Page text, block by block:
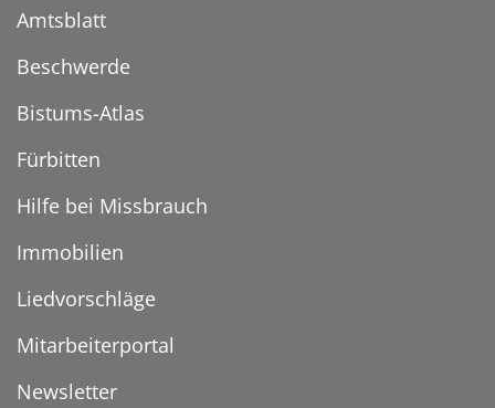
Amtsblatt
Beschwerde
Bistums-Atlas
Fürbitten
Hilfe bei Missbrauch
Immobilien
Liedvorschläge
Mitarbeiterportal
Newsletter